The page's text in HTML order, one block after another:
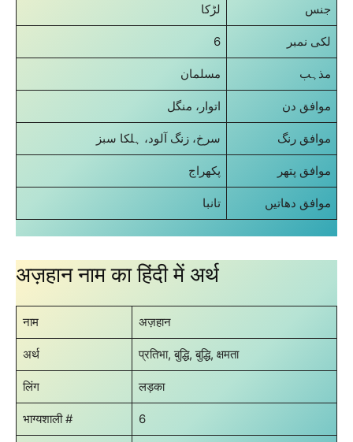
لڑکا جنس
6 لکی نمبر
مسلمان مذہب
اتوار، منگل موافق دن
سرخ، زنگ آلود، ہلکا سبز موافق رنگ
پکھراج موافق پتھر
تانبا موافق دھاتیں
अज़हान नाम का हिंदी में अर्थ
नाम अज़हान
अर्थ प्रतिभा, बुद्धि, बुद्धि, क्षमता
लिंग लड़का
भाग्यशाली # 6